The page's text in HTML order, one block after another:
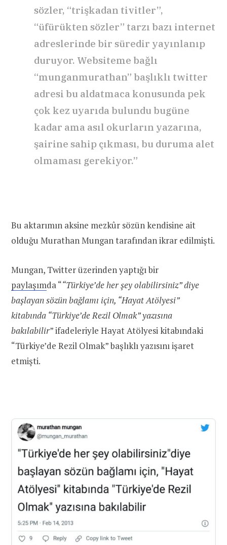
sözler, “trişkadan tivitler”,
“üfürükten sözler” tarzı bazı internet
adreslerinde bir süredir yayınlanıp
duruyor. Websiteme bağlı
“munganmurathan” başlıklı twitter
adresi bu aldatmaca konusunda pek
çok kez uyarıda bulundu bugüne
kadar ama asıl okurların yazarına,
şairine sahip çıkması, bu duruma alet
olmaması gerekiyor.”
Bu aktarımın aksine mezkûr sözün kendisine ait
olduğu Murathan Mungan tarafından ikrar edilmişti.
Mungan, Twitter üzerinden yaptığı bir
paylaşımda ““Türkiye’de her şey olabilirsiniz” diye
başlayan sözün bağlamı için, “Hayat Atölyesi”
kitabında “Türkiye’de Rezil Olmak” yazısına
bakılabilir” ifadeleriyle Hayat Atölyesi kitabındaki
“Türkiye’de Rezil Olmak” başlıklı yazısını işaret
etmişti.